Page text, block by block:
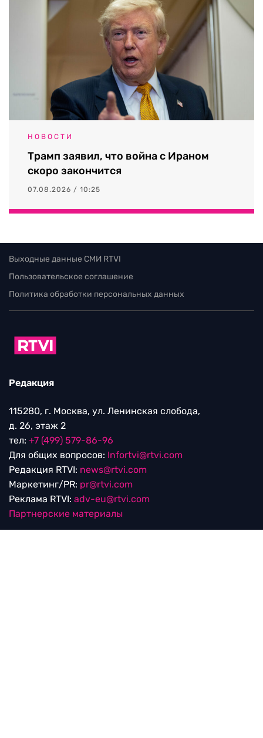
НОВОСТИ
Трамп заявил, что война с Ираном
скоро закончится
07.08.2026 / 10:25
Выходные данные СМИ RTVI
Пользовательское соглашение
Политика обработки персональных данных
Редакция
115280, г. Москва, ул. Ленинская слобода,
д. 26, этаж 2
тел: +7 (499) 579-86-96
Для общих вопросов: Infortvi@rtvi.com
Редакция RTVI: news@rtvi.com
Маркетинг/PR: pr@rtvi.com
Реклама RTVI: adv-eu@rtvi.com
Партнерские материалы